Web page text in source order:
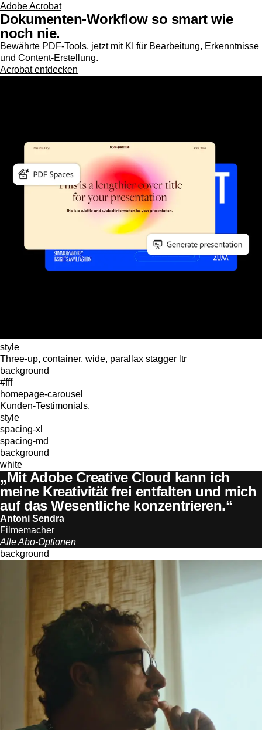
Adobe Acrobat
Dokumenten-Workflow so smart wie
noch nie.
Bewährte PDF-Tools, jetzt mit KI für Bearbeitung, Erkenntnisse
und Content-Erstellung.
Acrobat entdecken
style
Three-up, container, wide, parallax stagger ltr
background
#fff
homepage-carousel
Kunden-Testimonials.
style
spacing-xl
spacing-md
background
white
„Mit Adobe Creative Cloud kann ich
meine Kreativität frei entfalten und mich
auf das Wesentliche konzentrieren.“
Antoni Sendra
Filmemacher
Alle Abo-Optionen
background